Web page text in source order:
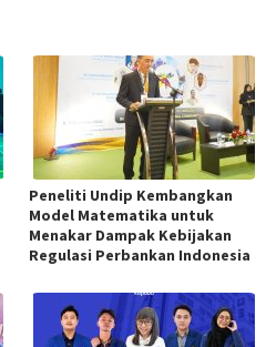
Peneliti Undip Kembangkan
Model Matematika untuk
Menakar Dampak Kebijakan
Regulasi Perbankan Indonesia